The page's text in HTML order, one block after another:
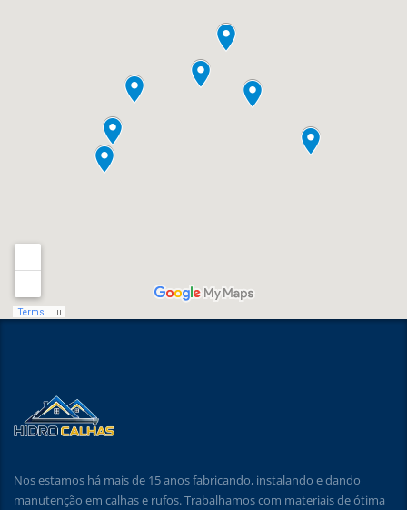
Nos estamos há mais de 15 anos fabricando, instalando e dando
manutenção em calhas e rufos. Trabalhamos com materiais de ótima